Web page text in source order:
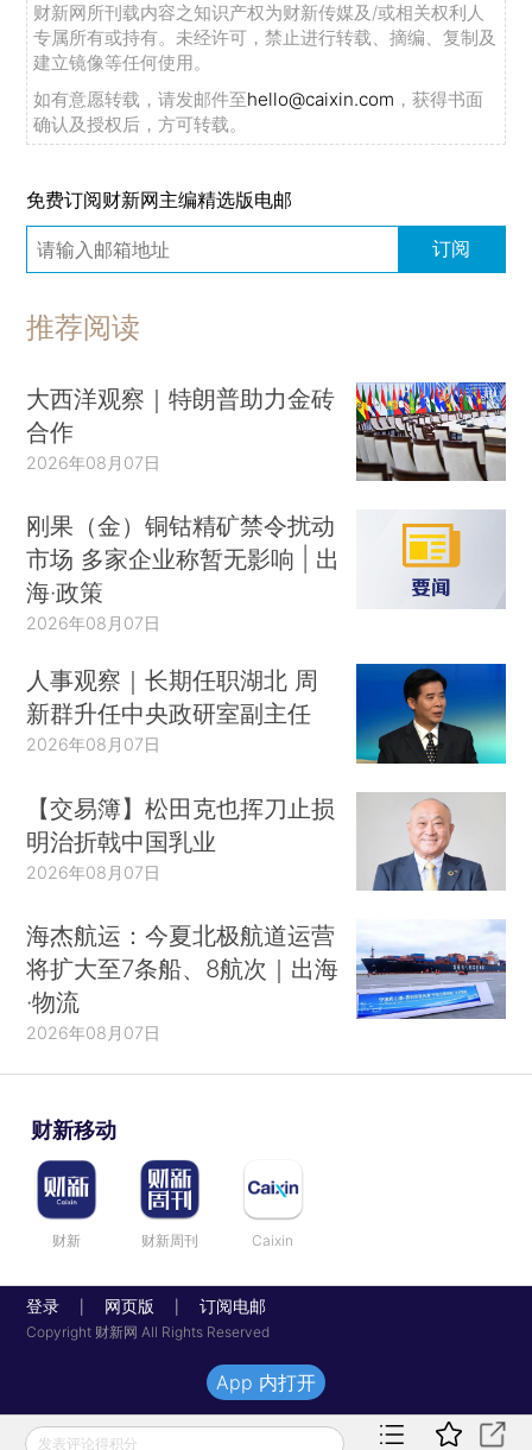
财新网所刊载内容之知识产权为财新传媒及/或相关权利人
专属所有或持有。未经许可，禁止进行转载、摘编、复制及
建立镜像等任何使用。
如有意愿转载，请发邮件至hello@caixin.com ，获得书面
确认及授权后，方可转载。
免费订阅财新网主编精选版电邮
订阅
推荐阅读
大西洋观察｜特朗普助力金砖
合作
2026年08月07日
刚果（金）铜钴精矿禁令扰动
市场 多家企业称暂无影响 | 出
海·政策
2026年08月07日
人事观察｜长期任职湖北 周
新群升任中央政研室副主任
2026年08月07日
【交易簿】松田克也挥刀止损
明治折戟中国乳业
2026年08月07日
海杰航运：今夏北极航道运营
将扩大至7条船、8航次｜出海
·物流
2026年08月07日
财新移动
财新 财新周刊 Caixin
登录 网页版 订阅电邮
Copyright 财新网 All Rights Reserved
发表评论得积分
App 内打开